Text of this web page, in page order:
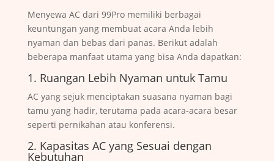
Menyewa AC dari 99Pro memiliki berbagai
keuntungan yang membuat acara Anda lebih
nyaman dan bebas dari panas. Berikut adalah
beberapa manfaat utama yang bisa Anda dapatkan:
1. Ruangan Lebih Nyaman untuk Tamu
AC yang sejuk menciptakan suasana nyaman bagi
tamu yang hadir, terutama pada acara-acara besar
seperti pernikahan atau konferensi.
2. Kapasitas AC yang Sesuai dengan
Kebutuhan